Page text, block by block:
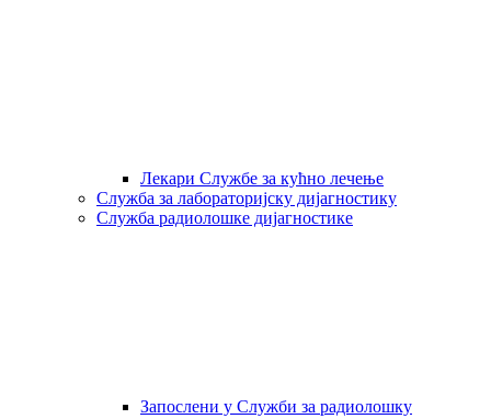
Лекари Службе за кућно лечење
Служба за лабораторијску дијагностику
Служба радиолошке дијагностике
Запослени у Служби за радиолошку